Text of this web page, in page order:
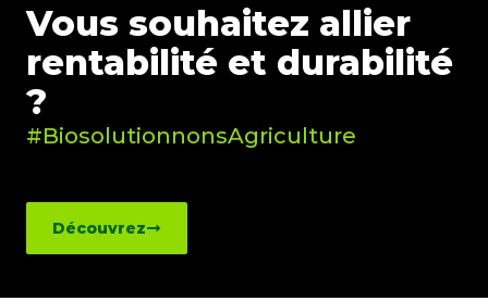
Vous souhaitez allier
rentabilité et durabilité
?
#BiosolutionnonsAgriculture
Découvrez